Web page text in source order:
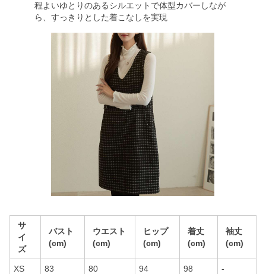
程よいゆとりのあるシルエットで体型カバーしなが
ら、すっきりとした着こなしを実現
サ
イ
ズ
バスト
(cm)
ウエスト
(cm)
ヒップ
(cm)
着丈
(cm)
袖丈
(cm)
XS 83 80 94 98 -